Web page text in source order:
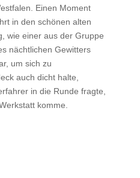
Einen Moment
in den schönen alten
wie einer aus der Gruppe
nächtlichen Gewitters
um sich zu
auch dicht halte,
in die Runde fragte,
komme.